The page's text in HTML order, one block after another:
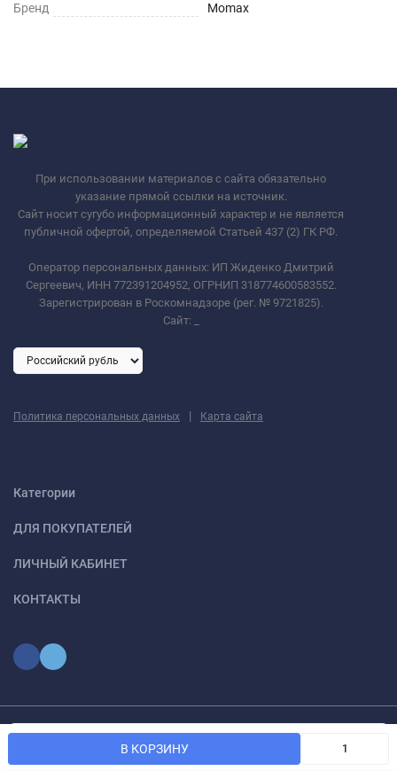
В КОРЗИНУ
Бренд Momax
При использовании материалов с сайта обязательно
указание прямой ссылки на источник.
Сайт носит сугубо информационный характер и не является
публичной офертой, определяемой Статьей 437 (2) ГК РФ.
Оператор персональных данных: ИП Жиденко Дмитрий
Сергеевич, ИНН 772391204952, ОГРНИП 318774600583552.
Зарегистрирован в Роскомнадзоре (рег. № 9721825).
Сайт:
Политика персональных данных | Карта сайта
Категории
ДЛЯ ПОКУПАТЕЛЕЙ
ЛИЧНЫЙ КАБИНЕТ
КОНТАКТЫ